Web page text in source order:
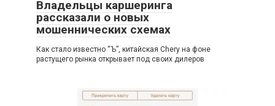
Владельцы каршеринга
рассказали о новых
мошеннических схемах
Как стало известно “Ъ”, китайская Chery на фоне
растущего рынка открывает под своих дилеров